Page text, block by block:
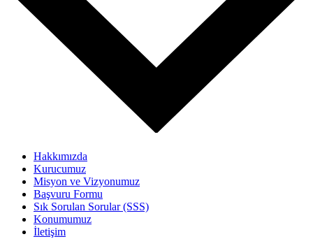
Hakkımızda
Kurucumuz
Misyon ve Vizyonumuz
Başvuru Formu
Sık Sorulan Sorular (SSS)
Konumumuz
İletişim